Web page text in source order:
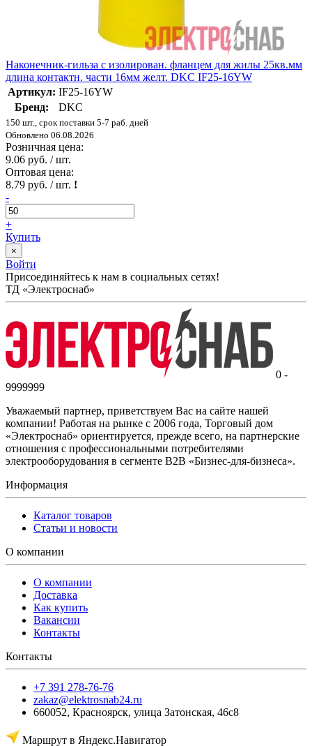
Наконечник-гильза с изолирован. фланцем для жилы 25кв.мм
длина контактн. части 16мм желт. DKC IF25-16YW
Артикул: IF25-16YW
Бренд:
DKC
150 шт., срок поставки 5-7 раб. дней
Обновлено 06.08.2026
Розничная цена:
9.06 руб. / шт.
Оптовая цена:
8.79 руб. / шт. !
-
+
Купить
×
Войти
Присоединяйтесь к нам в социальных сетях!
ТД «Электроснаб»
0 -
9999999
Уважаемый партнер, приветствуем Вас на сайте нашей
компании! Работая на рынке с 2006 года, Торговый дом
«Электроснаб» ориентируется, прежде всего, на партнерские
отношения с профессиональными потребителями
электрооборудования в сегменте B2B «Бизнес-для-бизнеса».
Информация
Каталог товаров
Статьи и новости
О компании
О компании
Доставка
Как купить
Вакансии
Контакты
Контакты
+7 391 278-76-76
zakaz@elektrosnab24.ru
660052, Красноярск, улица Затонская, 46с8
Маршрут в Яндекс.Навигатор